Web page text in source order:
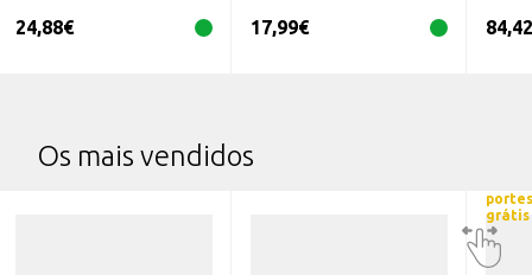
24,88€ 17,99€ 84,42
Os mais vendidos
portes
grátis